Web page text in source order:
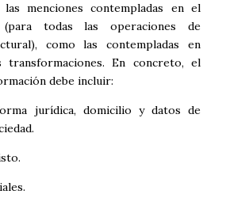
menciones contempladas en el
todas las operaciones de
como las contempladas en
En concreto, el
debe incluir:
jurídica, domicilio y datos de